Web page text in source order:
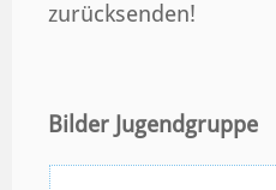
zurücksenden!
Bilder Jugendgruppe